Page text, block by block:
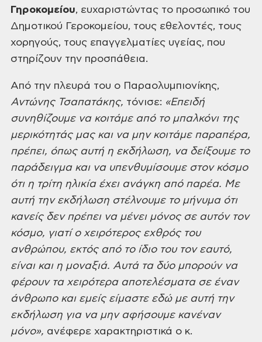
Γηροκομείου, ευχαριστώντας το προσωπικό του
Δημοτικού Γεροκομείου, τους εθελοντές, τους
χορηγούς, τους επαγγελματίες υγείας, που
στηρίζουν την προσπάθεια.
Από την πλευρά του ο Παραολυμπιονίκης,
Αντώνης Τσαπατάκης, τόνισε: «Επειδή
συνηθίζουμε να κοιτάμε από το μπαλκόνι της
μερικότητάς μας και να μην κοιτάμε παραπέρα,
πρέπει, όπως αυτή η εκδήλωση, να δείξουμε το
παράδειγμα και να υπενθυμίσουμε στον κόσμο
ότι η τρίτη ηλικία έχει ανάγκη από παρέα. Με
αυτή την εκδήλωση στέλνουμε το μήνυμα ότι
κανείς δεν πρέπει να μένει μόνος σε αυτόν τον
κόσμο, γιατί ο χειρότερος εχθρός του
ανθρώπου, εκτός από το ίδιο του τον εαυτό,
είναι και η μοναξιά. Αυτά τα δύο μπορούν να
φέρουν τα χειρότερα αποτελέσματα σε έναν
άνθρωπο και εμείς είμαστε εδώ με αυτή την
εκδήλωση για να μην αφήσουμε κανέναν
μόνο», ανέφερε χαρακτηριστικά ο κ.